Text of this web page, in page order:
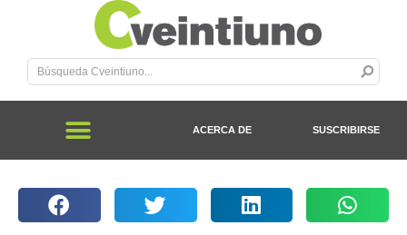
ACERCA DE SUSCRIBIRSE